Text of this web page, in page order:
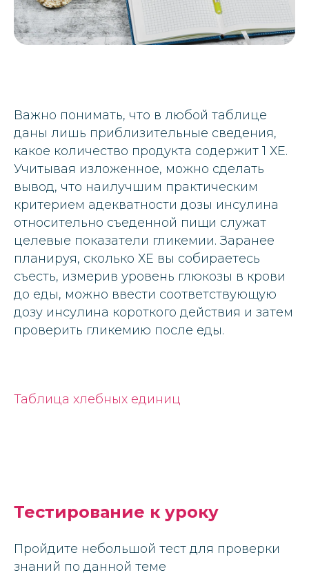
Важно понимать, что в любой таблице
даны лишь приблизительные сведения,
какое количество продукта содержит 1 ХЕ.
Учитывая изложенное, можно сделать
вывод, что наилучшим практическим
критерием адекватности дозы инсулина
относительно съеденной пищи служат
целевые показатели гликемии. Заранее
планируя, сколько ХЕ вы собираетесь
съесть, измерив уровень глюкозы в крови
до еды, можно ввести соответствующую
дозу инсулина короткого действия и затем
проверить гликемию после еды.
Таблица хлебных единиц
Тестирование к уроку
Пройдите небольшой тест для проверки
знаний по данной теме